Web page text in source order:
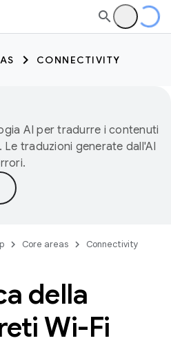
CONNECTIVITY
AI per tradurre i contenuti
traduzioni generate dall'AI
Core areas
Connectivity
della
Wi-Fi